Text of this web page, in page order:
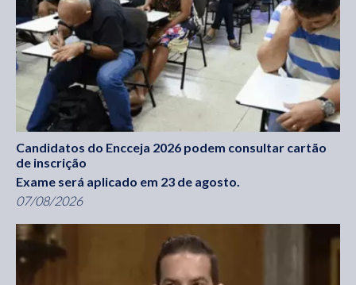
Candidatos do Encceja 2026 podem consultar cartão
de inscrição
Exame será aplicado em 23 de agosto.
07/08/2026